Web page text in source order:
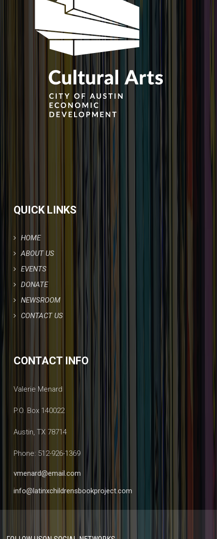
QUICK LINKS
HOME
ABOUT US
EVENTS
DONATE
NEWSROOM
CONTACT US
CONTACT INFO
Valerie Menard
P.O. Box 140022
Austin, TX 78714
Phone: 512-926-1369
vmenard@email.com
info@latinxchildrensbookproject.com